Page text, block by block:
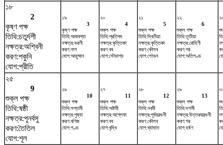
১৮
2
কৃষ্ণ পক্ষ
তিথি:চতুর্দশী
নক্ষত্র:অশ্বিনী
করণ:শকুনি
যোগ:প্রীতি
১৯
3
কৃষ্ণ পক্ষ
তিথি:অমাবশ্যা
নক্ষত্র:ভরণী
করণ:নাগ
যোগ:আয়ুষ্মান
২০
4
শুক্ল পক্ষ
তিথি:প্রতিপদ
নক্ষত্র:কৃত্তিকা
করণ:বব
যোগ:সৌভাগ্য
২১
5
শুক্ল পক্ষ
তিথি:দ্বিতীয়া
নক্ষত্র:কৃত্তিকা
করণ:কৌলব
যোগ:শোভন
২২
6
শুক্ল পক্ষ
তিথি:তৃতীয়া
নক্ষত্র:রোহিণী
করণ:গর
যোগ:অতিগণ্ড
২৫
9
শুক্ল পক্ষ
তিথি:ষষ্ঠী
নক্ষত্র:পুনর্বসু
করণ:তৈতিল
যোগ:শূল
২৬
10
শুক্ল পক্ষ
তিথি:সপ্তমী
নক্ষত্র:পুষ্যা
করণ:বণিজ
যোগ:গণ্ড
২৭
11
শুক্ল পক্ষ
তিথি:অষ্টমী
নক্ষত্র:অশ্লেষা
করণ:বব
যোগ:বৃদ্ধি
২৮
12
শুক্ল পক্ষ
তিথি:নবমী
নক্ষত্র:পূর্বফাল্গুনী
করণ:কৌলব
যোগ:ব্যাঘাত
২৯
13
শুক্ল পক্ষ
তিথি:দশমী
নক্ষত্র:উত্তরফাল্গুনী
করণ:গর
যোগ:হর্ষণ